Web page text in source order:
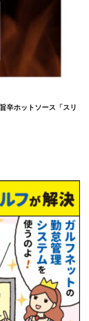
辛ホットソース「スリ